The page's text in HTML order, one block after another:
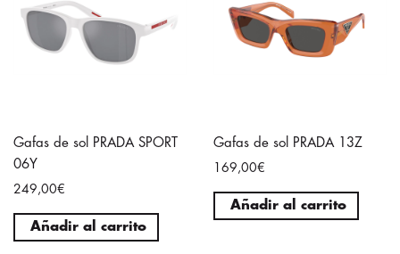
Gafas de sol PRADA SPORT
06Y
249,00€
Añadir al carrito
Gafas de sol PRADA 13Z
169,00€
Añadir al carrito